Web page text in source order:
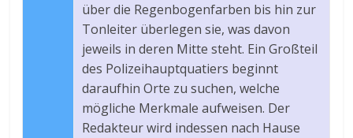
über die Regenbogenfarben bis hin zur
Tonleiter überlegen sie, was davon
jeweils in deren Mitte steht. Ein Großteil
des Polizeihauptquatiers beginnt
daraufhin Orte zu suchen, welche
mögliche Merkmale aufweisen. Der
Redakteur wird indessen nach Hause